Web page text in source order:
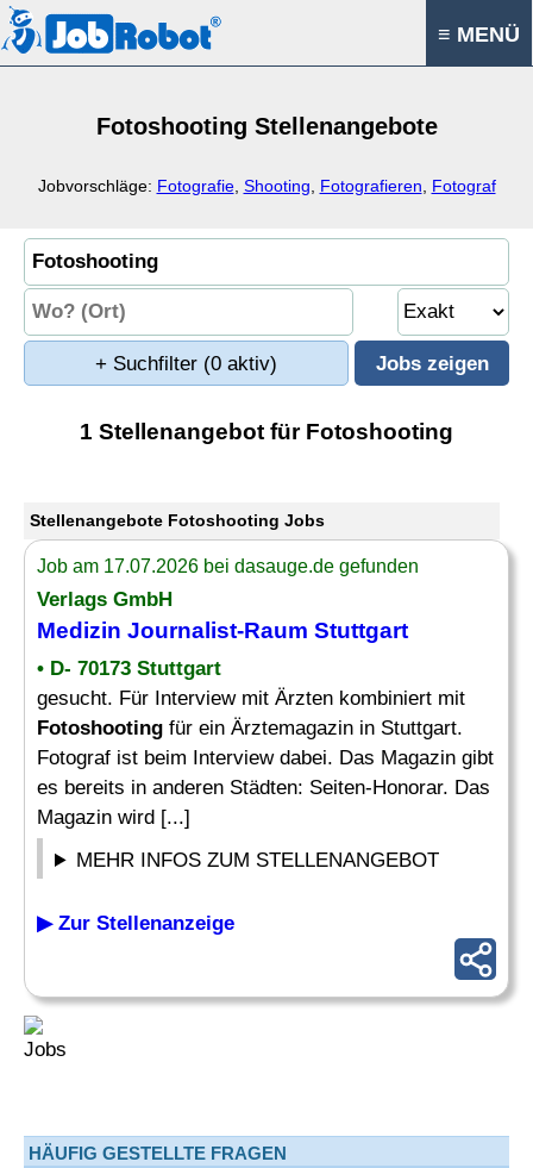
≡ MENÜ
Fotoshooting Stellenangebote
Jobvorschläge: Fotografie, Shooting Fotografieren Fotograf
+ Suchfilter (0 aktiv)
1 Stellenangebot für Fotoshooting
Stellenangebote Fotoshooting Jobs
Job am 17.07.2026 bei dasauge.de gefunden
Verlags GmbH
Medizin Journalist-Raum Stuttgart
• D- 70173 Stuttgart
gesucht. Für Interview mit Ärzten kombiniert mit
Fotoshooting für ein Ärztemagazin in Stuttgart.
Fotograf ist beim Interview dabei. Das Magazin gibt
es bereits in anderen Städten: Seiten-Honorar. Das
Magazin wird [...]
MEHR INFOS ZUM STELLENANGEBOT
▶ Zur Stellenanzeige
HÄUFIG GESTELLTE FRAGEN